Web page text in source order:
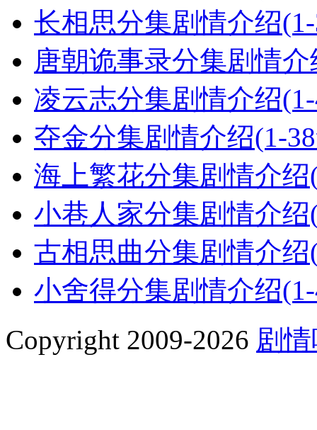
长相思分集剧情介绍
唐朝诡事录分集剧情
凌云志分集剧情介绍
夺金分集剧情介绍(1-
海上繁花分集剧情介
小巷人家分集剧情介
古相思曲分集剧情介
小舍得分集剧情介绍
Copyright 2009-2026 剧